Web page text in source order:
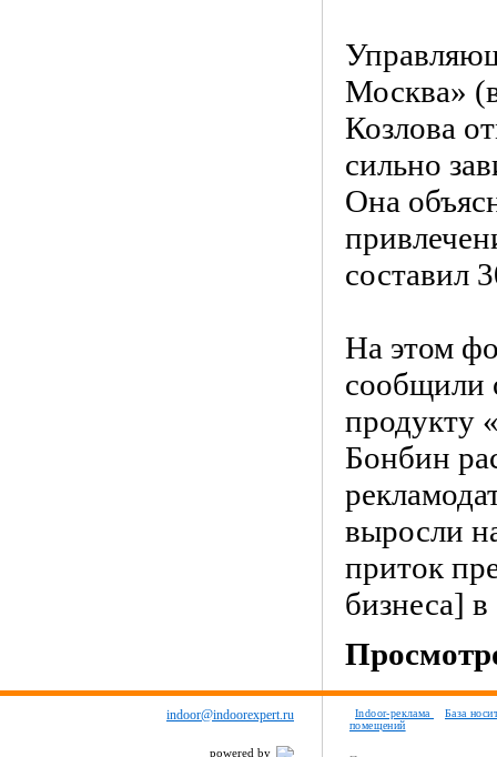
Москва»
Козлова
сильно
Она
составил
На этом
сообщили
продукту
Бонбин
выросли
приток
бизнеса]
indoor@indoorexpert.ru
powered by
Indoor-реклама
База
помещений